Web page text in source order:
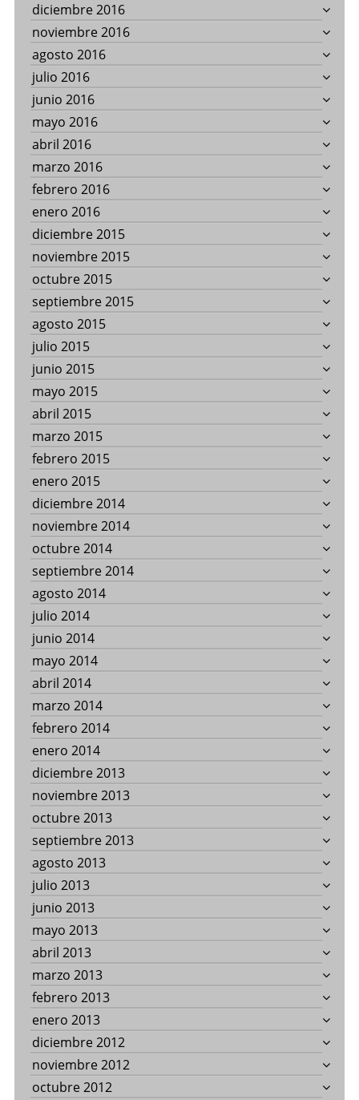
diciembre 2016
noviembre 2016
agosto 2016
julio 2016
junio 2016
mayo 2016
abril 2016
marzo 2016
febrero 2016
enero 2016
diciembre 2015
noviembre 2015
octubre 2015
septiembre 2015
agosto 2015
julio 2015
junio 2015
mayo 2015
abril 2015
marzo 2015
febrero 2015
enero 2015
diciembre 2014
noviembre 2014
octubre 2014
septiembre 2014
agosto 2014
julio 2014
junio 2014
mayo 2014
abril 2014
marzo 2014
febrero 2014
enero 2014
diciembre 2013
noviembre 2013
octubre 2013
septiembre 2013
agosto 2013
julio 2013
junio 2013
mayo 2013
abril 2013
marzo 2013
febrero 2013
enero 2013
diciembre 2012
noviembre 2012
octubre 2012